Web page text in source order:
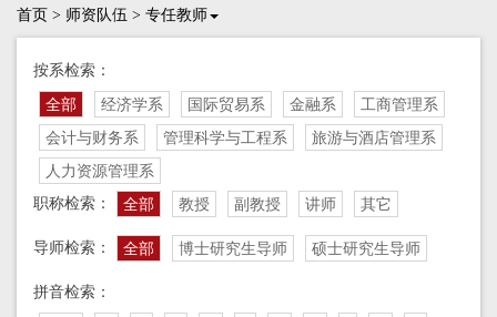
首页 > 师资队伍 > 专任教师
按系检索：
全部 经济学系 国际贸易系 金融系
工商管理系
会计与财务系
管理科学与工程系
旅游与酒店管理系
人力资源管理系
职称检索：
全部 教授 副教授 讲师 其它
导师检索： 全部 博士研究生导师 硕士研究生导师
拼音检索：